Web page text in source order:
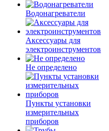
Водонагреватели
Аксессуары для
электроинструментов
Не определено
Пункты установки
измерительных
приборов